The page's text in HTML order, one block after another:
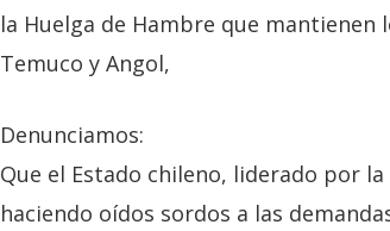
la Huelga de Hambre que mantienen
Temuco y Angol,
Denunciamos:
Que el Estado chileno, liderado por
haciendo oídos sordos a las